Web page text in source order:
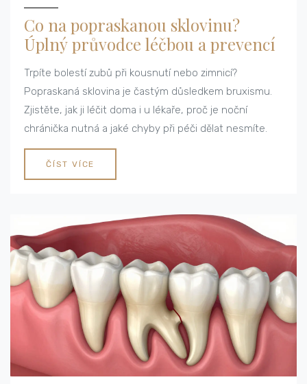
Co na popraskanou sklovinu?
Úplný průvodce léčbou a prevencí
Trpíte bolestí zubů při kousnutí nebo zimnicí?
Popraskaná sklovina je častým důsledkem bruxismu.
Zjistěte, jak ji léčit doma i u lékaře, proč je noční
chránička nutná a jaké chyby při péči dělat nesmíte.
ČÍST VÍCE